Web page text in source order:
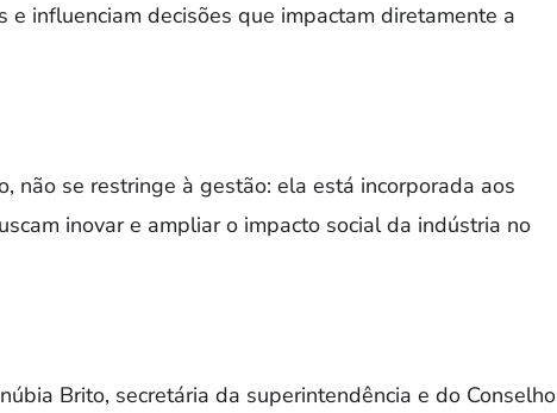
influenciam decisões que impactam diretamente a
não se restringe à gestão: ela está incorporada aos
inovar e ampliar o impacto social da indústria no
Brito, secretária da superintendência e do Conselho